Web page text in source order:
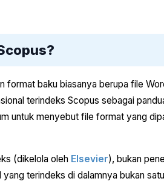
format baku biasanya berupa file
terindeks Scopus sebagai
untuk menyebut file format yang
(dikelola oleh Elsevier), bukan
terindeks di dalamnya bukan